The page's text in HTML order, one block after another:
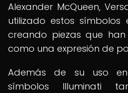
Alexander McQueen,
utilizado estos símbolos
creando piezas que
como una expresión de
Además de su uso
símbolos Illuminati